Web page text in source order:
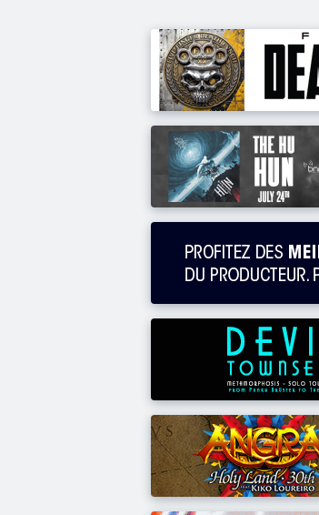
20. (24) ALICE IN CHAINS : « Dirt »